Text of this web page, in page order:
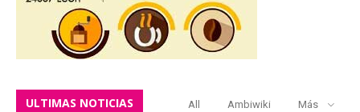
ULTIMAS NOTICIAS All Ambiwiki Más